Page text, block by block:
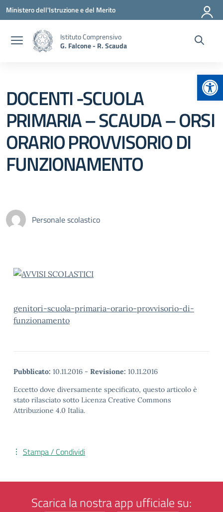
Vai ai contenuti
Vai al menu di navigazione
Vai al footer
Ministero dell'Istruzione e del Merito
Istituto Comprensivo
G. Falcone - R. Scauda
DOCENTI -SCUOLA
PRIMARIA – SCAUDA – ORSI
ORARIO PROVVISORIO DI
FUNZIONAMENTO
Personale scolastico
genitori-scuola-primaria-orario-provvisorio-di-
funzionamento
Pubblicato: 10.11.2016 - Revisione: 10.11.2016
Eccetto dove diversamente specificato, questo articolo è
stato rilasciato sotto Licenza Creative Commons
Attribuzione 4.0 Italia.
Stampa / Condividi
Scarica la nostra app ufficiale su: